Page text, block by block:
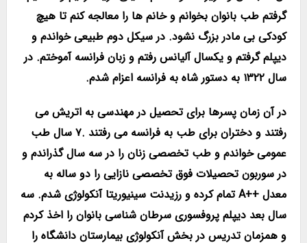
گرفتم طب بانوان بخوانم و خانم ها را معالجه کنم تا هیچ
کودکی بی مادر بزرگ نشود. در سیکل دوم طبیعی خواندم و
دیپلم گرفتم و یکسال آلیانس رفتم و زبان فرانسه آموختم. در
سال ۱۳۲۲ به دستور شاه به فرانسه اعزام شدم.
در آن زمان پسرها برای تحصیل در مهندسی به اتریش می
رفتند و دختران برای طب به فرانسه می رفتند .۷ سال طب
عمومی خواندم و طب تخصصی زنان را در سه سال گذراندم و
در سوربون تحصیلات فوق تخصصی نازایی را دو ساله به
معدل ++A تمام کرده و رزیدنت سینیوریتا آنکولوژی شدم. سه
سال بعد دیپلم پروفسوری سرطان شناسی بانوان را اخذ کردم
و همزمان تدریس در بخش آنکولوژی بیمارستان دانشگاه را